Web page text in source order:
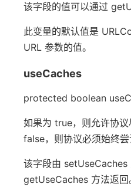
该字段的值可以通过
此变量的默认值是
URL 参数的值。
useCaches
protected boolean
如果为 true，则允许协
false，则协议必须始终尝
该字段由 setUseCaches
getUseCaches 方法返回